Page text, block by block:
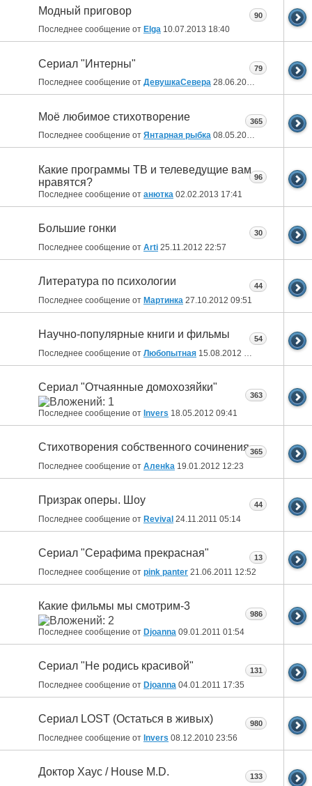
Модный приговор
Последнее сообщение от Elga 10.07.2013 18:40
90
Сериал "Интерны"
Последнее сообщение от ДевушкаСевера 28.06.2013
79
Моё любимое стихотворение
Последнее сообщение от Янтарная рыбка 08.05.2013
365
Какие программы ТВ и телеведущие вам
нравятся?
Последнее сообщение от анютка 02.02.2013 17:41
96
Большие гонки
Последнее сообщение от Arti 25.11.2012 22:57
30
Литература по психологии
Последнее сообщение от Мартинка 27.10.2012 09:51
44
Научно-популярные книги и фильмы
Последнее сообщение от Любопытная 15.08.2012
54
Сериал "Отчаянные домохозяйки"
Последнее сообщение от Invers 18.05.2012 09:41
363
Стихотворения собственного сочинения
Последнее сообщение от Аленka 19.01.2012 12:23
365
Призрак оперы. Шоу
Последнее сообщение от Revival 24.11.2011 05:14
44
Сериал "Серафима прекрасная"
Последнее сообщение от pink panter 21.06.2011 12:52
13
Какие фильмы мы смотрим-3
Последнее сообщение от Djoanna 09.01.2011 01:54
986
Сериал "Не родись красивой"
Последнее сообщение от Djoanna 04.01.2011 17:35
131
Сериал LOST (Остаться в живых)
Последнее сообщение от Invers 08.12.2010 23:56
980
Доктор Хаус / House M.D. 133